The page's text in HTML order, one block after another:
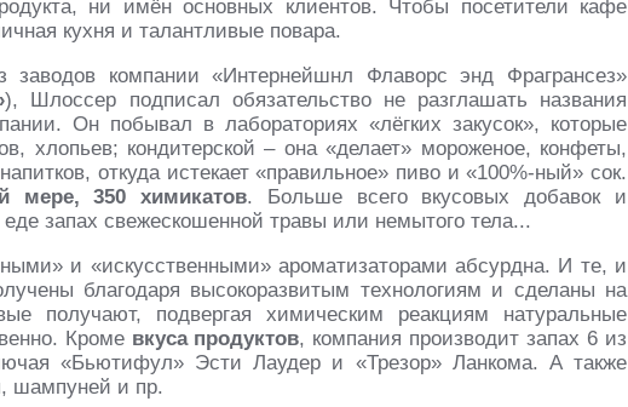
ни имён основных клиентов. Чтобы посетители кафе
кухня и талантливые повара.
компании «Интернейшнл Флаворс энд Фрагрансез»
), Шлоссер подписал обязательство не разглашать названия
Он побывал в лабораториях «лёгких закусок», которые
хлопьев; кондитерской – она «делает» мороженое, конфеты,
откуда истекает «правильное» пиво и «100%-ный» сок.
мере, 350 химикатов. Больше всего вкусовых добавок и
запах свежескошенной травы или немытого тела...
и «искусственными» ароматизаторами абсурдна. И те, и
благодаря высокоразвитым технологиям и сделаны на
получают, подвергая химическим реакциям натуральные
Кроме вкуса продуктов, компания производит запах 6 из
«Бьютифул» Эсти Лаудер и «Трезор» Ланкома. А также
шампуней и пр.